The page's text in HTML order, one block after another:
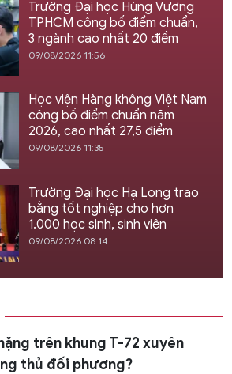
Trường Đại học Hùng Vương
TPHCM công bố điểm chuẩn,
3 ngành cao nhất 20 điểm
09/08/2026 11:56
Học viện Hàng không Việt Nam
công bố điểm chuẩn năm
2026, cao nhất 27,5 điểm
09/08/2026 11:35
Trường Đại học Hạ Long trao
bằng tốt nghiệp cho hơn
1.000 học sinh, sinh viên
09/08/2026 08:14
trên khung T-72 xuyên
thủ đối phương?